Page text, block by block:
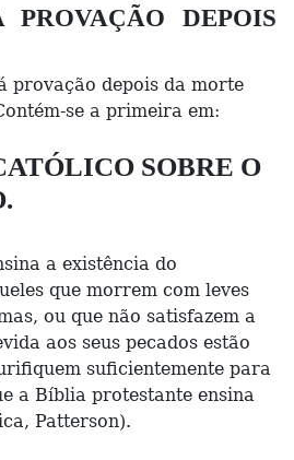
DEPOIS
depois da morte
se a primeira em:
SOBRE O
a existência do
que morrem com leves
ou que não satisfazem a
aos seus pecados estão
suficientemente para
a Bíblia protestante ensina
Patterson).